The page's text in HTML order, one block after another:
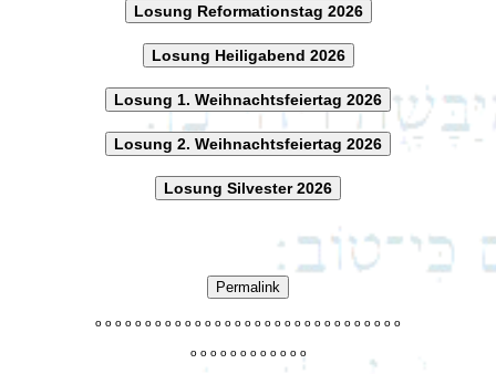
Losung Reformationstag 2026
Losung Heiligabend 2026
Losung 1. Weihnachtsfeiertag 2026
Losung 2. Weihnachtsfeiertag 2026
Losung Silvester 2026
Permalink
o o o o o o o o o o o o o o o o o o o o o o o o o o o o o o o
o o o o o o o o o o o o